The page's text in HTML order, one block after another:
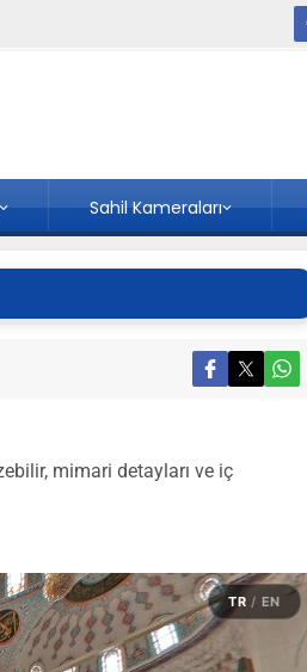
Sahil Kameraları
mimari detayları ve iç